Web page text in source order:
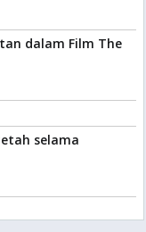
dalam Film The
selama